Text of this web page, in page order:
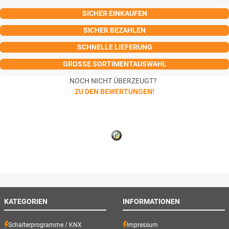
SICHER EINKAUFEN
SICHER BEZAHLEN
SCHNELLE LIEFERUNG
GROSSE SORTIMENTAUSWAHL
NOCH NICHT ÜBERZEUGT?
ZU DEN BEWERTUNGEN!
KATEGORIEN
Schalterprogramme / KNX
INFORMATIONEN
Impressum